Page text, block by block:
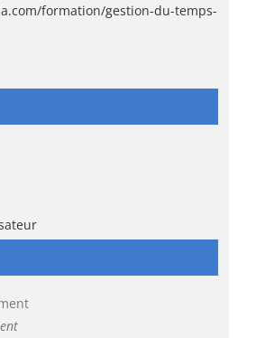
formation/gestion-du-temps-